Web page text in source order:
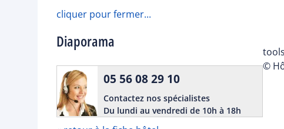
cliquer pour fermer...
Diaporama
05 56 08 29 10
Contactez nos spécialistes
Du lundi au vendredi de 10h à 18h
©